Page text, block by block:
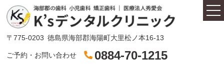
〒775-0203 徳島県海部郡海陽町大里松ノ本16-13
ご予約・お問い合わせ 0884-70-1215